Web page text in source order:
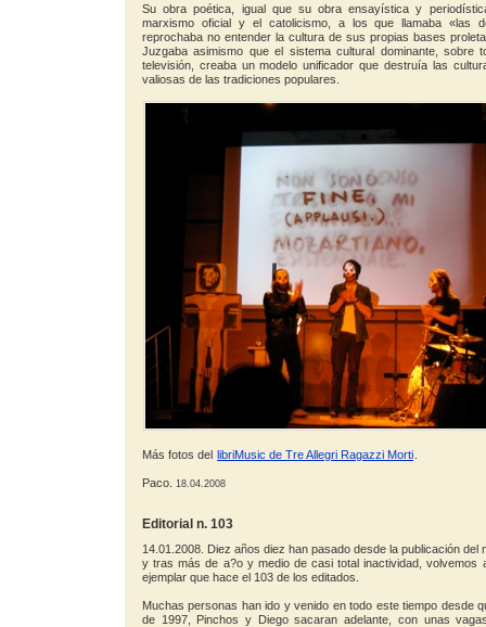
Su obra poética, igual que su obra ensayística y
marxismo oficial y el catolicismo, a los que llamaba «las
reprochaba no entender la cultura de sus propias bases
Juzgaba asimismo que el sistema cultural dominante, sobre
televisión, creaba un modelo unificador que destruía las
valiosas de las tradiciones populares.
Más fotos del libriMusic de Tre Allegri Ragazzi Morti
Paco. 18.04.2008
Editorial n. 103
14.01.2008. Diez años diez han pasado desde la publicación del
y tras más de a?o y medio de casi total inactividad, volvemos
ejemplar que hace el 103 de los editados.
Muchas personas han ido y venido en todo este tiempo desde
de 1997, Pinchos y Diego sacaran adelante, con unas